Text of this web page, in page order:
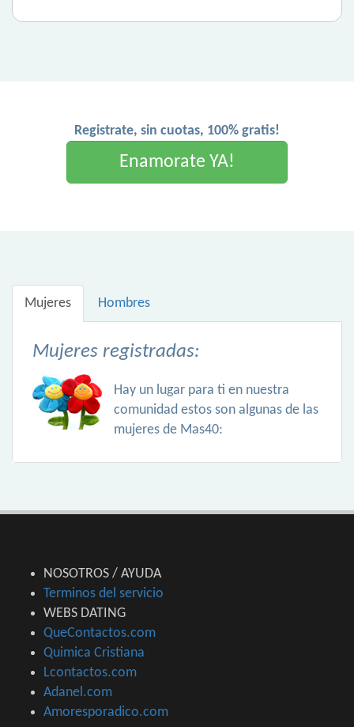
Registrate, sin cuotas, 100% gratis!
Enamorate YA!
Mujeres Hombres
Mujeres registradas:
Hay un lugar para ti en nuestra
comunidad estos son algunas de las
mujeres de Mas40:
NOSOTROS / AYUDA
Terminos del servicio
WEBS DATING
QueContactos.com
Quimica Cristiana
Lcontactos.com
Adanel.com
Amoresporadico.com